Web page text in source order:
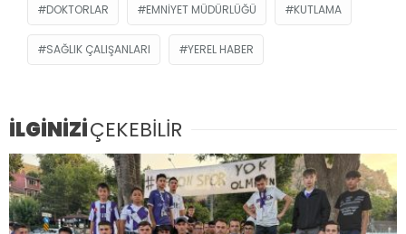
DOKTORLAR EMNIYET MÜDÜRLÜĞÜ KUTLAMA
SAĞLIK ÇALIŞANLARI YEREL HABER
İLGİNİZİÇEKEBİLİR